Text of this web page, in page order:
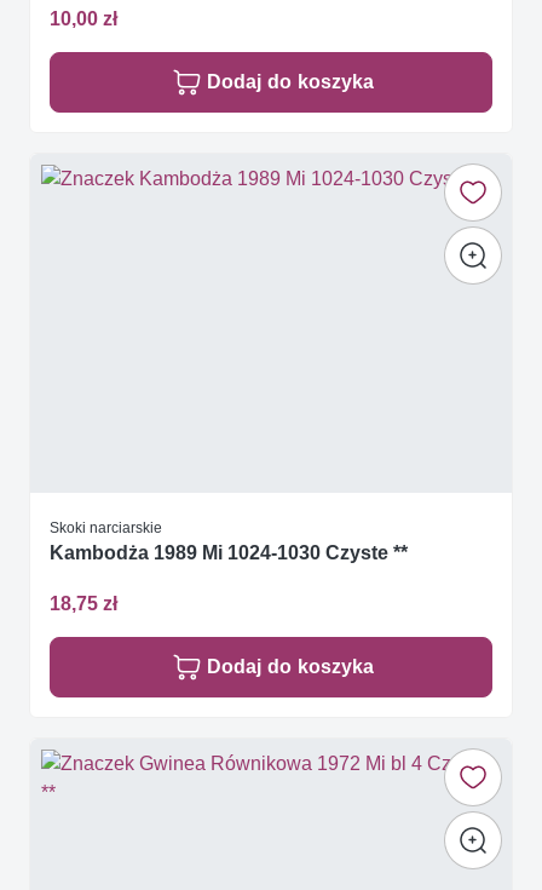
10,00 zł
Dodaj do koszyka
Skoki narciarskie
Kambodża 1989 Mi 1024-1030 Czyste **
18,75 zł
Dodaj do koszyka